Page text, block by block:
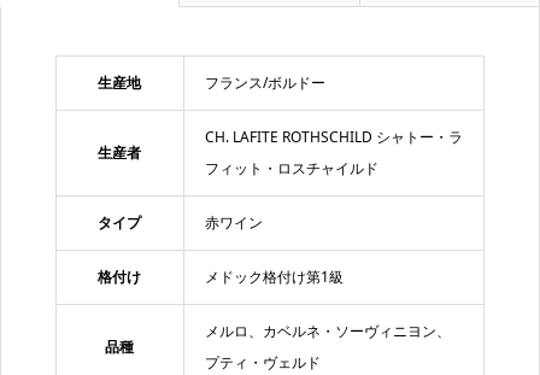
生産地 フランス/ボルドー
生産者
CH. LAFITE ROTHSCHILD シャトー・ラ
フィット・ロスチャイルド
タイプ 赤ワイン
格付け メドック格付け第1級
品種
メルロ、カベルネ・ソーヴィニヨン、
プティ・ヴェルド